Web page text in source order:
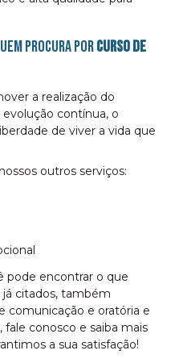
procura porcurso de
a realização do
contínua, o
de viver a vida que
outros serviços:
pode encontrar o que
já citados, também
comunicação e oratória e
fale conosco e saiba mais
a sua satisfação!